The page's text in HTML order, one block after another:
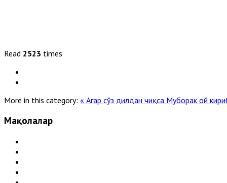
Read 2523 times
More in this category: « Агар сўз дилдан чиқса Муборак ой
Мақолалар